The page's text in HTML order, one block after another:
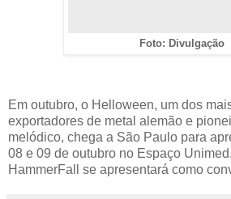
Foto: Divulgação
Em outubro, o Helloween, um dos
exportadores de metal alemão e
melódico, chega a São Paulo para
08 e 09 de outubro no Espaço
HammerFall se apresentará como